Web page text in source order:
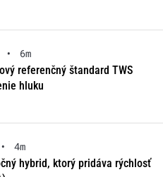
•
6m
referenčný štandard TWS
hluku
•
4m
hybrid, ktorý pridáva rýchlosť